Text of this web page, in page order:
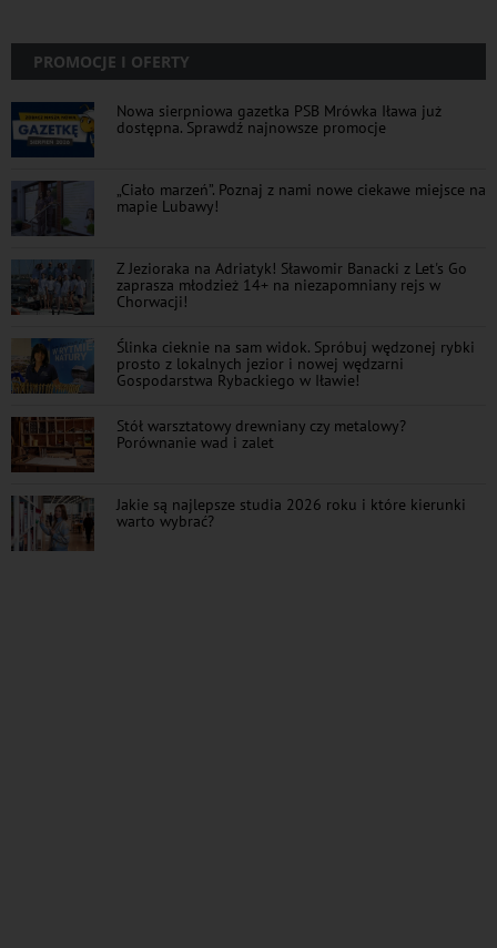
PROMOCJE I OFERTY
Nowa sierpniowa gazetka PSB Mrówka Iława już
dostępna. Sprawdź najnowsze promocje
„Ciało marzeń”. Poznaj z nami nowe ciekawe miejsce na
mapie Lubawy!
Z Jezioraka na Adriatyk! Sławomir Banacki z Let's Go
zaprasza młodzież 14+ na niezapomniany rejs w
Chorwacji!
Ślinka cieknie na sam widok. Spróbuj wędzonej rybki
prosto z lokalnych jezior i nowej wędzarni
Gospodarstwa Rybackiego w Iławie!
Stół warsztatowy drewniany czy metalowy?
Porównanie wad i zalet
Jakie są najlepsze studia 2026 roku i które kierunki
warto wybrać?